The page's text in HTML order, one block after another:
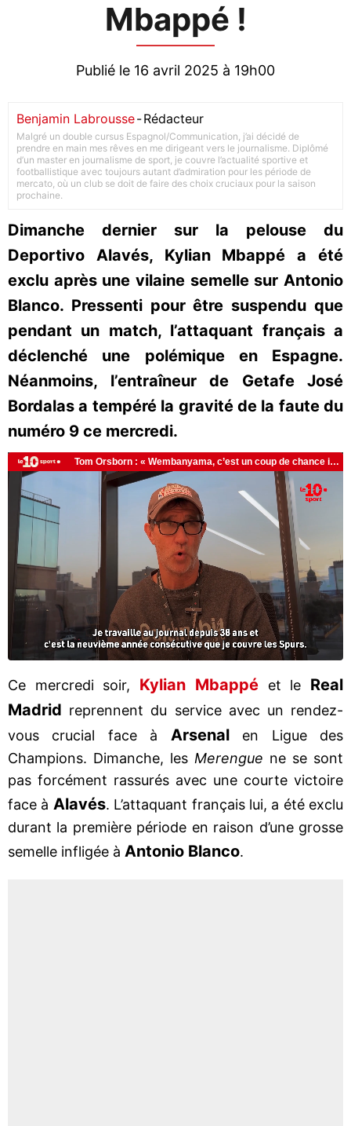
Mbappé !
Publié le 16 avril 2025 à 19h00
Benjamin Labrousse-Rédacteur
Malgré un double cursus Espagnol/Communication, j’ai décidé de
prendre en main mes rêves en me dirigeant vers le journalisme. Diplômé
d’un master en journalisme de sport, je couvre l’actualité sportive et
footballistique avec toujours autant d’admiration pour les période de
mercato, où un club se doit de faire des choix cruciaux pour la saison
prochaine.
Dimanche dernier sur la pelouse du
Deportivo Alavés, Kylian Mbappé a été
exclu après une vilaine semelle sur Antonio
Blanco. Pressenti pour être suspendu que
pendant un match, l’attaquant français a
déclenché une polémique en Espagne.
Néanmoins, l’entraîneur de Getafe José
Bordalas a tempéré la gravité de la faute du
numéro 9 ce mercredi.
Ce mercredi soir, Kylian Mbappéet le Real
Madrid reprennent du service avec un rendez-
vous crucial face à Arsenal
en Ligue des
Champions. Dimanche, les Merengue ne se sont
pas forcément rassurés avec une courte victoire
face à Alavés. L’attaquant français lui, a été exclu
durant la première période en raison d’une grosse
semelle infligée à Antonio Blanco.